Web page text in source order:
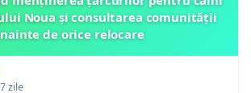
Noua și consultarea comunității
de orice relocare
zile